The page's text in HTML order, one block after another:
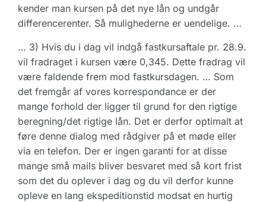
kender man kursen på det nye lån og undgår
differencerenter. Så mulighederne er uendelige. …
… 3) Hvis du i dag vil indgå fastkursaftale pr. 28.9.
vil fradraget i kursen være 0,345. Dette fradrag vil
være faldende frem mod fastkursdagen. … Som
det fremgår af vores korrespondance er der
mange forhold der ligger til grund for den rigtige
beregning/det rigtige lån. Det er derfor optimalt at
føre denne dialog med rådgiver på et møde eller
via en telefon. Der er ingen garanti for at disse
mange små mails bliver besvaret med så kort frist
som det du oplever i dag og du vil derfor kunne
opleve en lang ekspeditionstid modsat en hurtig